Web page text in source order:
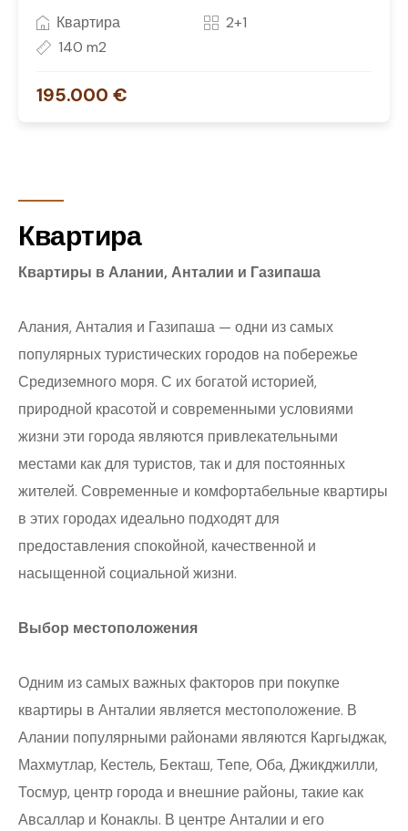
Квартира
2+1
140 m2
195.000 €
Квартира
Квартиры в Алании, Анталии и Газипаша
Алания, Анталия и Газипаша — одни из самых
популярных туристических городов на побережье
Средиземного моря. С их богатой историей,
природной красотой и современными условиями
жизни эти города являются привлекательными
местами как для туристов, так и для постоянных
жителей. Современные и комфортабельные квартиры
в этих городах идеально подходят для
предоставления спокойной, качественной и
насыщенной социальной жизни.
Выбор местоположения
Одним из самых важных факторов при покупке
квартиры в Анталии является местоположение. В
Алании популярными районами являются Каргыджак,
Махмутлар, Кестель, Бекташ, Тепе, Оба, Джикджилли,
Тосмур, центр города и внешние районы, такие как
Авсаллар и Конаклы. В центре Анталии и его